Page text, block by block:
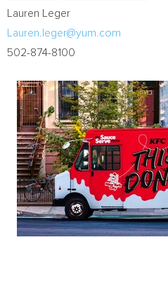
Lauren Leger
Lauren.leger@yum.com
502-874-8100